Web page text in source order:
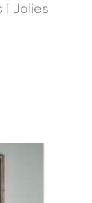
| Jolies